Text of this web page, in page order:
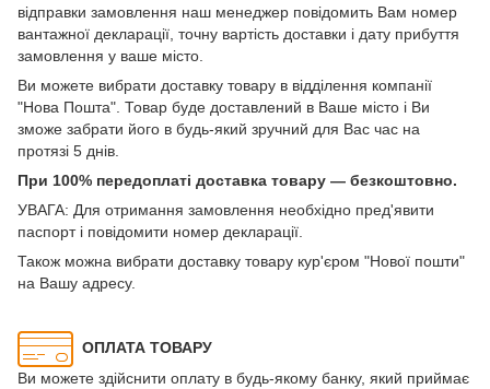
відправки замовлення наш менеджер повідомить Вам номер
вантажної декларації, точну вартість доставки і дату прибуття
замовлення у ваше місто.
Ви можете вибрати доставку товару в відділення компанії
"Нова Пошта". Товар буде доставлений в Ваше місто і Ви
зможе забрати його в будь-який зручний для Вас час на
протязі 5 днів.
При 100% передоплаті доставка товару — безкоштовно.
УВАГА: Для отримання замовлення необхідно пред'явити
паспорт і повідомити номер декларації.
Також можна вибрати доставку товару кур'єром "Нової пошти"
на Вашу адресу.
ОПЛАТА ТОВАРУ
Ви можете здійснити оплату в будь-якому банку, який приймає